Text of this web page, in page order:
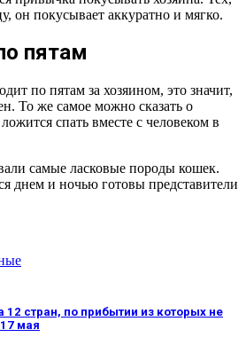
он покусывает аккуратно и мягко.
пятам
по пятам за хозяином, это значит,
То же самое можно сказать о
спать вместе с человеком в
самые ласковые породы кошек.
днем и ночью готовы представители
12 стран, по прибытии из которых не
мая